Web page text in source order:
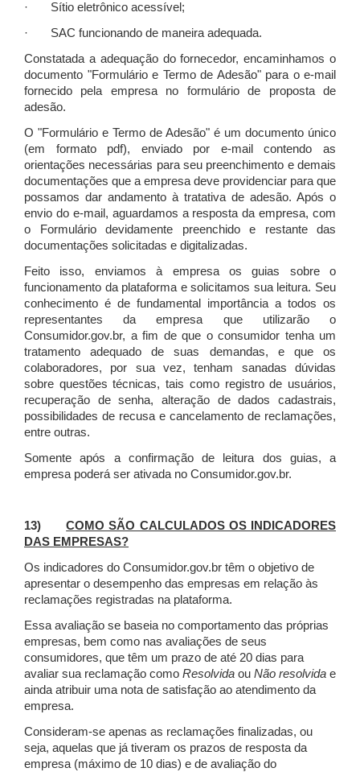
· Sítio eletrônico acessível;
· SAC funcionando de maneira adequada.
Constatada a adequação do fornecedor, encaminhamos o
documento "Formulário e Termo de Adesão" para o e-mail
fornecido pela empresa no formulário de proposta de
adesão.
O "Formulário e Termo de Adesão" é um documento único
(em formato pdf), enviado por e-mail contendo as
orientações necessárias para seu preenchimento e demais
documentações que a empresa deve providenciar para que
possamos dar andamento à tratativa de adesão. Após o
envio do e-mail, aguardamos a resposta da empresa, com
o Formulário devidamente preenchido e restante das
documentações solicitadas e digitalizadas.
Feito isso, enviamos à empresa os guias sobre o
funcionamento da plataforma e solicitamos sua leitura. Seu
conhecimento é de fundamental importância a todos os
representantes da empresa que utilizarão o
Consumidor.gov.br, a fim de que o consumidor tenha um
tratamento adequado de suas demandas, e que os
colaboradores, por sua vez, tenham sanadas dúvidas
sobre questões técnicas, tais como registro de usuários,
recuperação de senha, alteração de dados cadastrais,
possibilidades de recusa e cancelamento de reclamações,
entre outras.
Somente após a confirmação de leitura dos guias, a
empresa poderá ser ativada no Consumidor.gov.br.
13)COMO SÃO CALCULADOS OS INDICADORES
DAS EMPRESAS?
Os indicadores do Consumidor.gov.br têm o objetivo de
apresentar o desempenho das empresas em relação às
reclamações registradas na plataforma.
Essa avaliação se baseia no comportamento das próprias
empresas, bem como nas avaliações de seus
consumidores, que têm um prazo de até 20 dias para
avaliar sua reclamação como Resolvida ou Não resolvida e
ainda atribuir uma nota de satisfação ao atendimento da
empresa.
Consideram-se apenas as reclamações finalizadas, ou
seja, aquelas que já tiveram os prazos de resposta da
empresa (máximo de 10 dias) e de avaliação do